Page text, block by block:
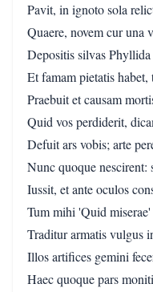
Pavit, in ignoto sola
Quaere, novem cur una
Depositis silvas Phyllida
Et famam pietatis habet,
Praebuit et causam
Quid vos perdiderit,
Defuit ars vobis; arte
Nunc quoque nescirent:
Iussit, et ante oculos
Tum mihi 'Quid
Traditur armatis vulgus
Illos artifices gemini
Haec quoque pars